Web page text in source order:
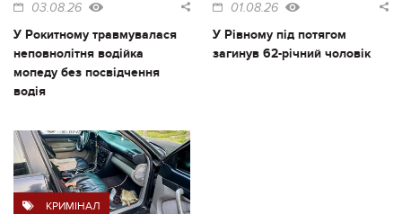
03.08.26
У Рокитному травмувалася
неповнолітня водійка
мопеду без посвідчення
водія
01.08.26
У Рівному під потягом
загинув 62-річний чоловік
КРИМІНАЛ